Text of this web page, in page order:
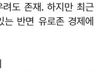
도 존재. 하지만 최근
반면 유로존 경제에